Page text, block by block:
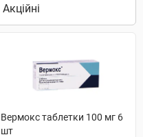
Вермокс таблетки 100 мг 6
шт